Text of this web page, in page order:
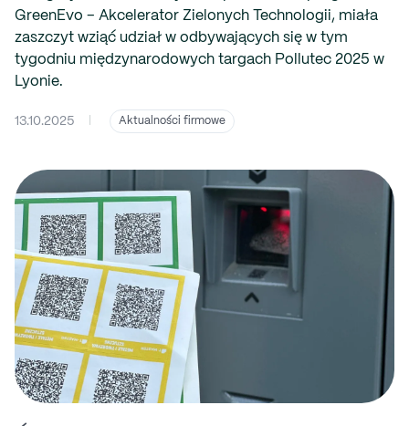
GreenEvo – Akcelerator Zielonych Technologii, miała
zaszczyt wziąć udział w odbywających się w tym
tygodniu międzynarodowych targach Pollutec 2025 w
Lyonie.
13.10.2025 Aktualności firmowe